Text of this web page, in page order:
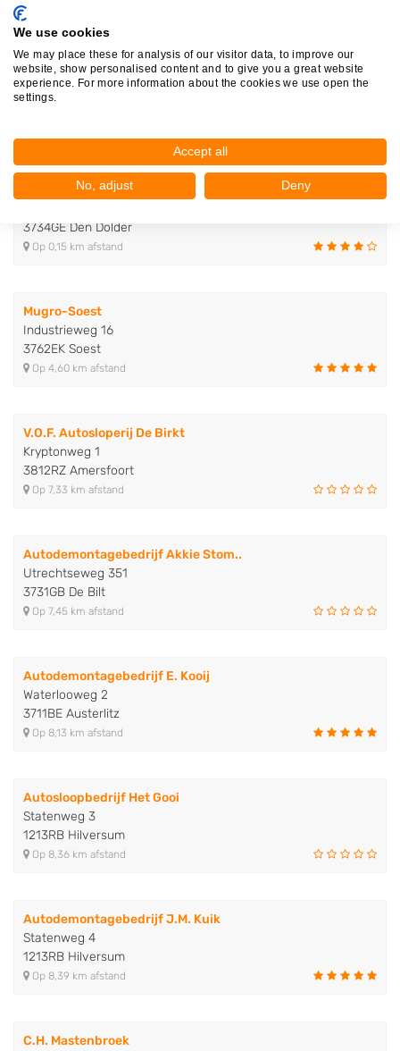
Autopart
Fornheselaan 138
3734GE Den Dolder
G. Zwakhoven Autosloperij
3734GE Den Dolder
Op 0,15 km afstand
Mugro-Soest
Industrieweg 16
3762EK Soest
Op 4,60 km afstand
V.O.F. Autosloperij De Birkt
Kryptonweg 1
3812RZ Amersfoort
Op 7,33 km afstand
Autodemontagebedrijf Akkie Stom..
Utrechtseweg 351
3731GB De Bilt
Op 7,45 km afstand
Autodemontagebedrijf E. Kooij
Waterlooweg 2
3711BE Austerlitz
Op 8,13 km afstand
Autosloopbedrijf Het Gooi
Statenweg 3
1213RB Hilversum
Op 8,36 km afstand
Autodemontagebedrijf J.M. Kuik
Statenweg 4
1213RB Hilversum
Op 8,39 km afstand
C.H. Mastenbroek
We use cookies
We may place these for analysis of our visitor data, to improve our
website, show personalised content and to give you a great website
experience. For more information about the cookies we use open the
settings.
Accept all
No, adjust Deny